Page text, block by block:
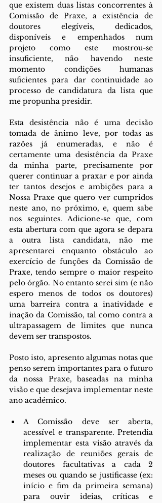
que existem duas listas concorrentes à
Comissão de Praxe, a existência de
doutores elegíveis, dedicados,
disponíveis e empenhados num
projeto como este mostrou-se
insuficiente, não havendo neste
momento condições humanas
suficientes para dar continuidade ao
processo de candidatura da lista que
me propunha presidir.
Esta desistência não é uma decisão
tomada de ânimo leve, por todas as
razões já enumeradas, e não é
certamente uma desistência da Praxe
da minha parte, precisamente por
querer continuar a praxar e por ainda
ter tantos desejos e ambições para a
Nossa Praxe que quero ver cumpridos
neste ano, no próximo, e, quem sabe
nos seguintes. Adicione-se que, com
esta abertura com que agora se depara
a outra lista candidata, não me
apresentarei enquanto obstáculo ao
exercício de funções da Comissão de
Praxe, tendo sempre o maior respeito
pelo órgão. No entanto serei sim (e não
espero menos de todos os doutores)
uma barreira contra a inatividade e
inação da Comissão, tal como contra a
ultrapassagem de limites que nunca
devem ser transpostos.
Posto isto, apresento algumas notas que
penso serem importantes para o futuro
da nossa Praxe, baseadas na minha
visão e que desejava implementar neste
ano académico.
A Comissão deve ser aberta,
acessível e transparente. Pretendia
implementar esta visão através da
realização de reuniões gerais de
doutores facultativas a cada 2
meses ou quando se justificasse (ex:
início e fim da primeira semana)
para ouvir ideias, críticas e